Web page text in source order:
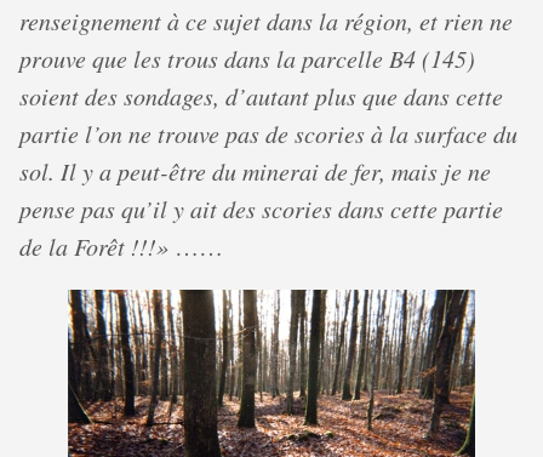
renseignement à ce sujet dans la région, et rien ne
prouve que les trous dans la parcelle B4 (145)
soient des sondages, d’autant plus que dans cette
partie l’on ne trouve pas de scories à la surface du
sol. Il y a peut-être du minerai de fer, mais je ne
pense pas qu’il y ait des scories dans cette partie
de la Forêt !!!» ……